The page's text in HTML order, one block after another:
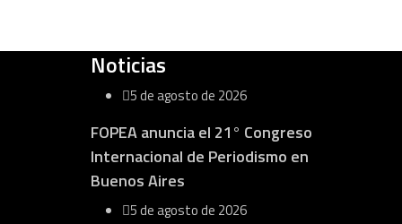
Noticias
5 de agosto de 2026
FOPEA anuncia el 21° Congreso
Internacional de Periodismo en
Buenos Aires
5 de agosto de 2026